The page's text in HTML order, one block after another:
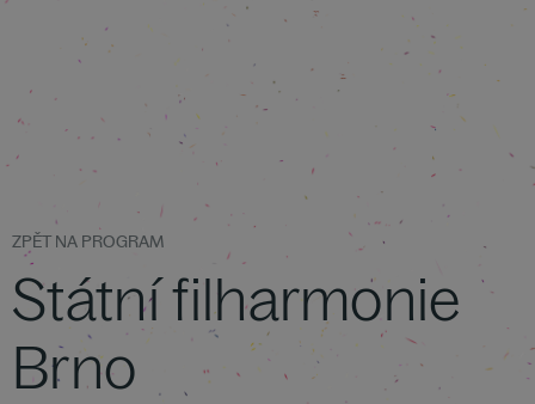
ZPĚT NA PROGRAM
Státní filharmonie
Brno